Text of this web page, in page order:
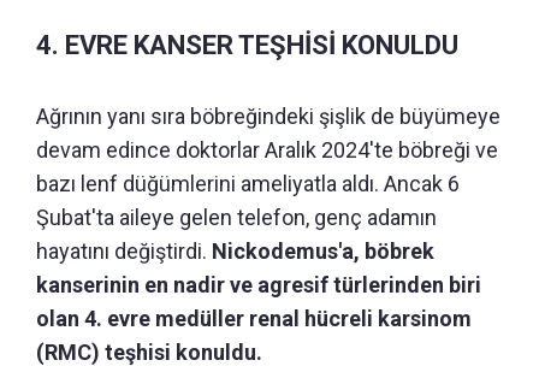
4. EVRE KANSER TEŞHİSİ KONULDU
Ağrının yanı sıra böbreğindeki şişlik de büyümeye
devam edince doktorlar Aralık 2024'te böbreği ve
bazı lenf düğümlerini ameliyatla aldı. Ancak 6
Şubat'ta aileye gelen telefon, genç adamın
hayatını değiştirdi. Nickodemus'a, böbrek
kanserinin en nadir ve agresif türlerinden biri
olan 4. evre medüller renal hücreli karsinom
(RMC) teşhisi konuldu.